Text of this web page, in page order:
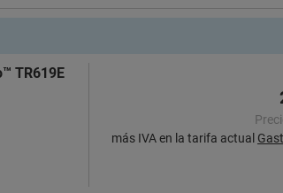
TR619E
más IVA en la tarifa actual